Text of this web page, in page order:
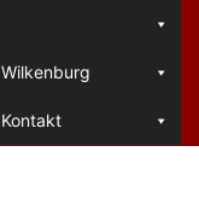
Wilkenburg
Kontakt